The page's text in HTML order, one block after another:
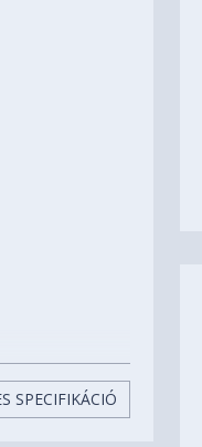
SPECIFIKÁCIÓ